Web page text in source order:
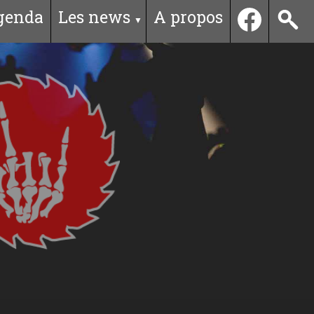
Les news A propos